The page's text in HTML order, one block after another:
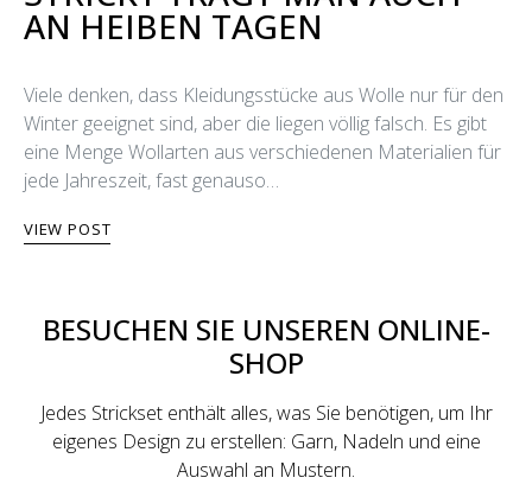
AN HEIΒEN TAGEN
Viele denken, dass Kleidungsstücke aus Wolle nur für den
Winter geeignet sind, aber die liegen völlig falsch. Es gibt
eine Menge Wollarten aus verschiedenen Materialien für
jede Jahreszeit, fast genauso…
VIEW POST
BESUCHEN SIE UNSEREN ONLINE-
SHOP
Jedes Strickset enthält alles, was Sie benötigen, um Ihr
eigenes Design zu erstellen: Garn, Nadeln und eine
Auswahl an Mustern.